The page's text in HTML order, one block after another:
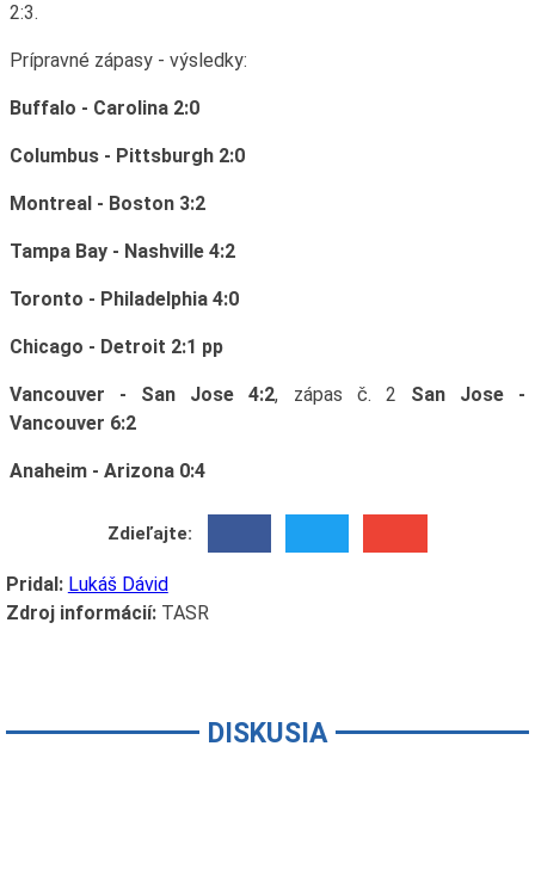
2:3.
Prípravné zápasy - výsledky:
Buffalo - Carolina 2:0
Columbus - Pittsburgh 2:0
Montreal - Boston 3:2
Tampa Bay - Nashville 4:2
Toronto - Philadelphia 4:0
Chicago - Detroit 2:1 pp
Vancouver - San Jose 4:2, zápas č. 2 San Jose -
Vancouver 6:2
Anaheim - Arizona 0:4
Zdieľajte:
Pridal: Lukáš Dávid
Zdroj informácií:TASR
DISKUSIA